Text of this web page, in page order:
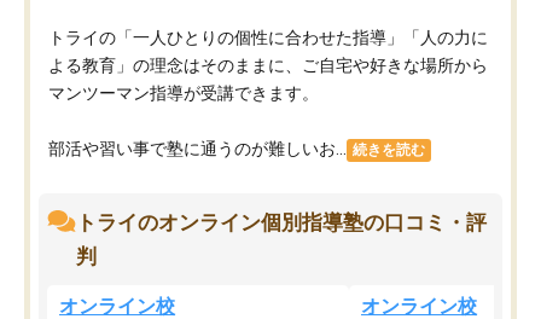
トライの「一人ひとりの個性に合わせた指導」「人の力に
よる教育」の理念はそのままに、ご自宅や好きな場所から
マンツーマン指導が受講できます。
部活や習い事で塾に通うのが難しいお... 続きを読む
トライのオンライン個別指導塾の口コミ・評
判
オンライン校 オンライン校